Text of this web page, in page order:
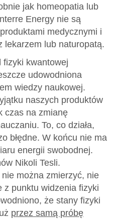
jak homeopatia lub
Energy nie są
medycznymi i
lekarzem lub naturopatą.
fizyki kwantowej
udowodniona
wiedzy naukowej.
naszych produktów
czas na zmianę
To, co działa,
błędne. W końcu nie ma
energii swobodnej.
Nikoli Tesli.
można zmierzyć, nie
z punktu widzenia fizyki
że stany fizyki
przez samą próbę